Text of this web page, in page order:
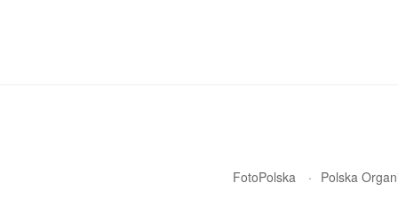
FotoPolska Polska